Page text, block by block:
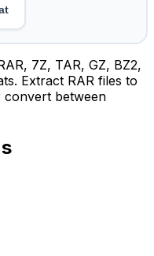
7Z, TAR, GZ, BZ2,
Extract RAR files to
convert between